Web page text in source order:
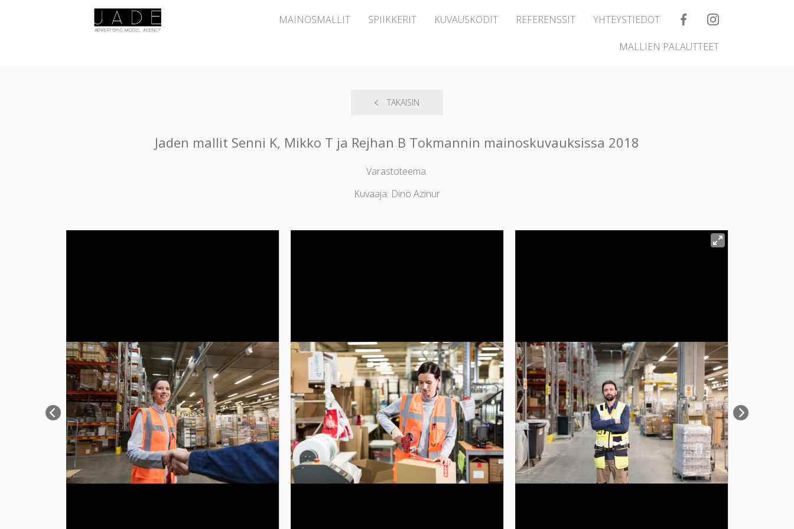
MAINOSMALLIT SPIIKKERIT KUVAUSKODIT REFERENSSIT YHTEYSTIEDOT
MALLIEN PALAUTTEET
TAKAISIN
Jaden mallit Senni K, Mikko T ja Rejhan B Tokmannin mainoskuvauksissa 2018
Varastoteema.
Kuvaaja: Dino Azinur